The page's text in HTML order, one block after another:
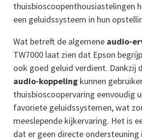
thuisbioscoopenthousiastelingen
een geluidssysteem in hun
Wat betreft de algemene audio-
TW7000 laat zien dat Epson
ook goed geluid verdient. Dankzij
audio-koppeling kunnen
thuisbioscoopervaring eenvoudig
favoriete geluidssystemen, wat
meeslepende kijkervaring. Het is
dat er geen directe ondersteuning